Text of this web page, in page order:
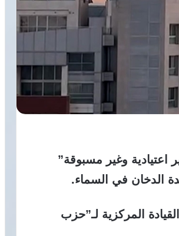
اعتيادية وغير مسبوقة”
الدخان في السماء.
المركزية لـ”حزب